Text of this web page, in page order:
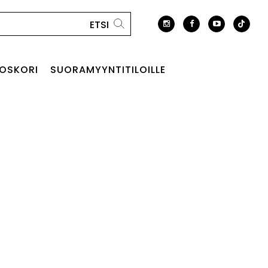
SUORAMYYNTITILOILLE